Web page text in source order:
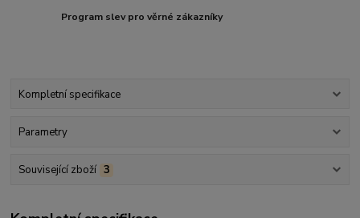
Program slev pro věrné zákazníky
Kompletní specifikace
Parametry
Související zboží 3